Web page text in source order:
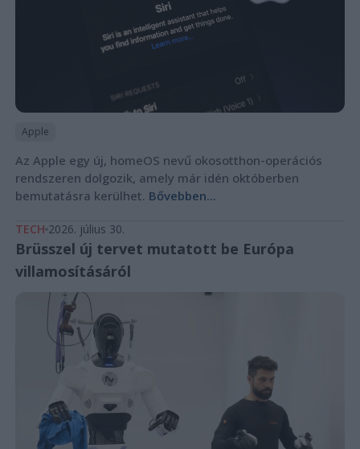
Apple
Az Apple egy új, homeOS nevű okosotthon-operációs
rendszeren dolgozik, amely már idén októberben
bemutatásra kerülhet. Bővebben...
TECH 2026. július 30.
Brüsszel új tervet mutatott be Európa
villamosításáról